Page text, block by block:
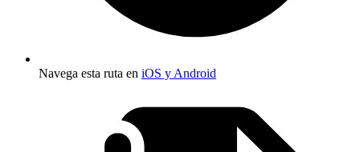
Navega esta ruta en iOS y Android